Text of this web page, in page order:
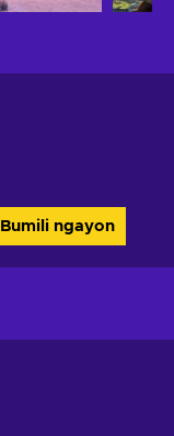
Bumili ngayon